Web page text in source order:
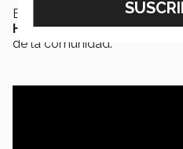
El objetivo del torneo fue
Hambre Cerorealizadas
de la comunidad.